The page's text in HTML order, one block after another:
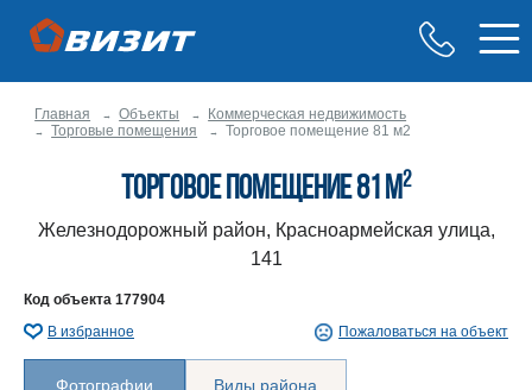
Главная Объекты
Коммерческая недвижимость
Торговые помещения
Торговое помещение 81 м2
Торговое помещение 81 м2
Железнодорожный район, Красноармейская улица,
141
Код объекта 177904
В избранное
Пожаловаться на объект
Фотографии Виды района